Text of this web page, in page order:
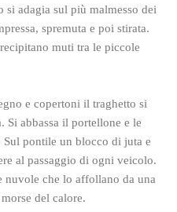
si adagia sul più malmesso dei
spremuta e poi stirata.
muti tra le piccole
e copertoni il traghetto si
Si abbassa il portellone e le
pontile un blocco di juta e
al passaggio di ogni veicolo.
che lo affollano da una
del calore.